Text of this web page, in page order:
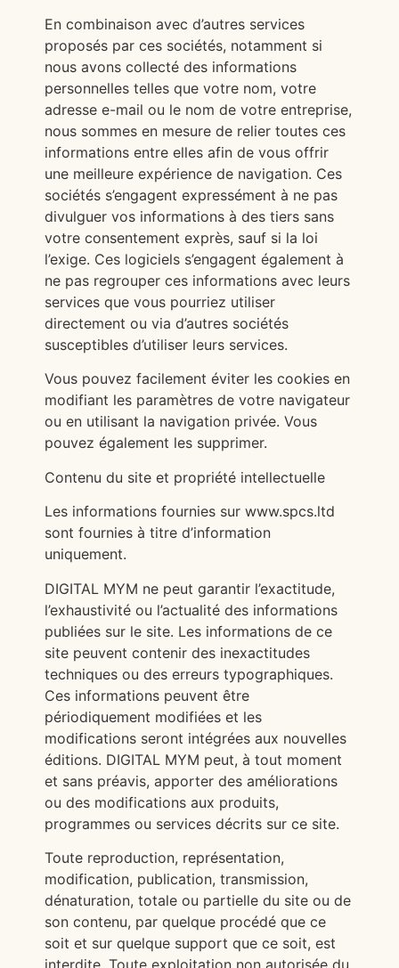
En combinaison avec d’autres services
proposés par ces sociétés, notamment si
nous avons collecté des informations
personnelles telles que votre nom, votre
adresse e-mail ou le nom de votre entreprise,
nous sommes en mesure de relier toutes ces
informations entre elles afin de vous offrir
une meilleure expérience de navigation. Ces
sociétés s’engagent expressément à ne pas
divulguer vos informations à des tiers sans
votre consentement exprès, sauf si la loi
l’exige. Ces logiciels s’engagent également à
ne pas regrouper ces informations avec leurs
services que vous pourriez utiliser
directement ou via d’autres sociétés
susceptibles d’utiliser leurs services.
Vous pouvez facilement éviter les cookies en
modifiant les paramètres de votre navigateur
ou en utilisant la navigation privée. Vous
pouvez également les supprimer.
Contenu du site et propriété intellectuelle
Les informations fournies sur www.spcs.ltd
sont fournies à titre d’information
uniquement.
DIGITAL MYM ne peut garantir l’exactitude,
l’exhaustivité ou l’actualité des informations
publiées sur le site. Les informations de ce
site peuvent contenir des inexactitudes
techniques ou des erreurs typographiques.
Ces informations peuvent être
périodiquement modifiées et les
modifications seront intégrées aux nouvelles
éditions. DIGITAL MYM peut, à tout moment
et sans préavis, apporter des améliorations
ou des modifications aux produits,
programmes ou services décrits sur ce site.
Toute reproduction, représentation,
modification, publication, transmission,
dénaturation, totale ou partielle du site ou de
son contenu, par quelque procédé que ce
soit et sur quelque support que ce soit, est